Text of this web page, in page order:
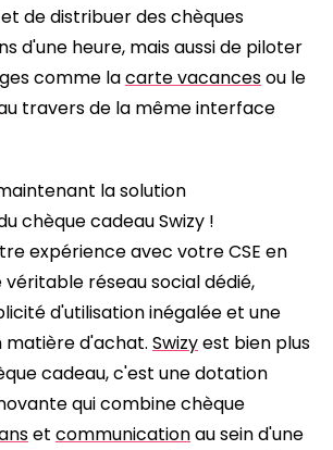
de distribuer des chèques
d'une heure, mais aussi de piloter
comme lacarte vacancesou le
travers de la même interface
la solution
chèque cadeau Swizy !
expérience avec votre CSE en
réseau social dédié,
d'utilisation inégalée et une
d'achat. Swizyest bien plus
cadeau, c'est une dotation
qui combine chèque
et communicationau sein d'une